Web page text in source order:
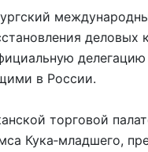
деловых
делегацию
в России.
торговой
Кука‑младшего,